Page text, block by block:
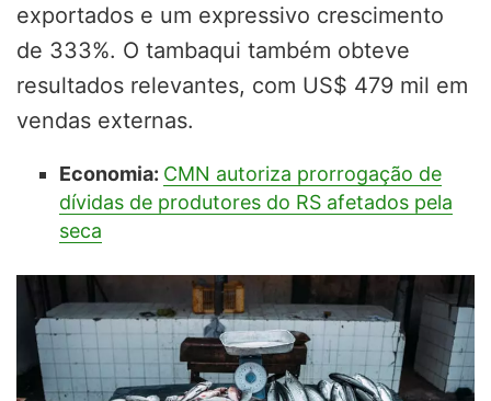
exportados e um expressivo crescimento
de 333%. O tambaqui também obteve
resultados relevantes, com US$ 479 mil em
vendas externas.
Economia: CMN autoriza prorrogação de
dívidas de produtores do RS afetados pela
seca